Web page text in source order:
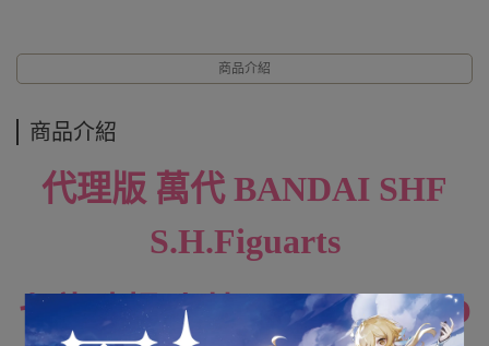
商品介紹
商品介紹
代理版 萬代 BANDAI SHF
S.H.Figuarts
七龍珠超 小芳 SUPER HERO